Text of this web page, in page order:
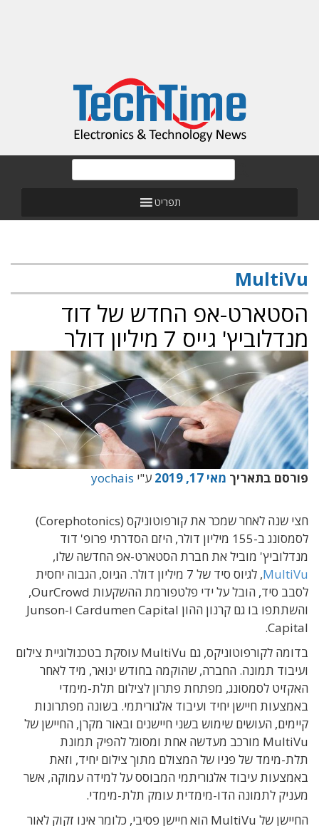
תפריט
MultiVu
הסטארט-אפ החדש של דוד
מנדלוביץ' גייס 7 מיליון דולר
פורסם בתאריך מאי 17, 2019 ע"י yochais
חצי שנה לאחר שמכר את קורפוטוניקס (Corephotonics
)
לסמסונג ב-155 מיליון דולר, היזם הסדרתי פרופ' דוד
מנדלוביץ' מוביל את חברת הסטארט-אפ החדשה שלו,
MultiVu
, לגיוס סיד של 7 מיליון דולר. הגיוס, הגבוה יחסית
לסבב סיד, הובל על ידי פלטפורמת ההשקעות OurCrowd
,
והשתתפו בו גם קרנון ההון Cardumen Capital ו-Junson
Capital
.
בדומה לקורפוטוניקס, גם MultiVu עוסקת בטכנולוגיית צילום
ועיבוד תמונה. החברה, שהוקמה בחודש ינואר, מיד לאחר
האקזיט לסמסונג, מפתחת פתרון לצילום תלת-מימדי
באמצעות חיישן יחיד ועיבוד אלגוריתמי. בשונה מפתרונות
קיימים, העושים שימוש בשני חיישנים ובאור מקרן, החיישן של
MultiVu מורכב מעדשה אחת ומסוגל להפיק תמונת
תלת-מימד של פניו של המצולם מתוך צילום יחיד, וזאת
באמצעות עיבוד אלגוריתמי המבוסס על למידה עמוקה, אשר
מעניק לתמונה הדו-מימדית עומק תלת-מימדי.
החיישן של MultiVu הוא חיישן פסיבי, כלומר אינו זקוק
לאור